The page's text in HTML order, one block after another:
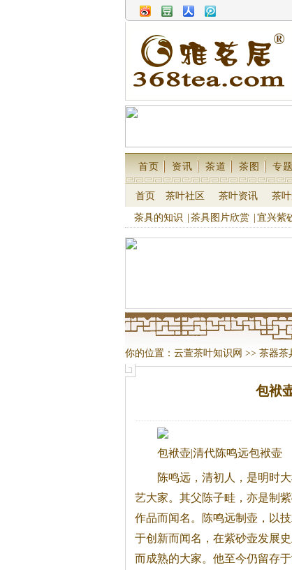
首页 资讯 茶道 茶图 专题
首页 茶叶社区 茶叶资讯 茶
茶具的知识 茶具图片欣赏 宜兴紫
你的位置： 云萱茶叶知识网 >> 茶器茶
包袱
包袱壶|清代陈鸣远包袱壶
陈鸣远，清初人，是明时
艺大家。 其父陈子畦，亦是制
作品而闻名。陈鸣远制壶，以
于创新而闻名，在紫砂壶发展
而成熟的大家。他至今仍留存